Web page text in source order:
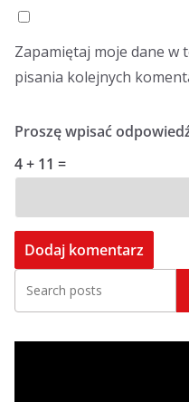
Zapamiętaj moje dane w
pisania kolejnych
Proszę wpisać
4 + 11 =